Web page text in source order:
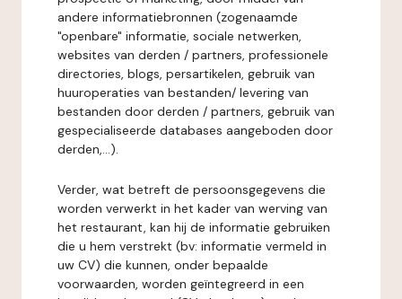
andere informatiebronnen (zogenaamde
"openbare" informatie, sociale netwerken,
websites van derden / partners, professionele
directories, blogs, persartikelen, gebruik van
huuroperaties van bestanden/ levering van
bestanden door derden / partners, gebruik van
gespecialiseerde databases aangeboden door
derden,...).
Verder, wat betreft de persoonsgegevens die
worden verwerkt in het kader van werving van
het restaurant, kan hij de informatie gebruiken
die u hem verstrekt (bv: informatie vermeld in
uw CV) die kunnen, onder bepaalde
voorwaarden, worden geïntegreerd in een